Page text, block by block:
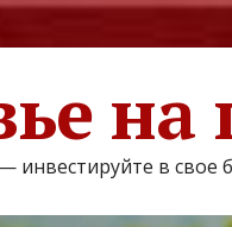
на
инвестируйте в свое